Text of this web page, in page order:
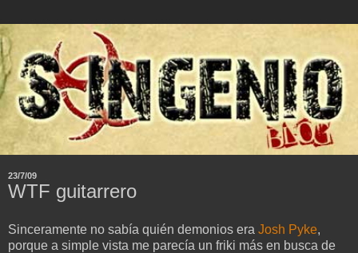
23/7/09
WTF guitarrero
Sinceramente no sabía quién demonios era Josh Pyke,
porque a simple vista me parecía un friki más en busca de